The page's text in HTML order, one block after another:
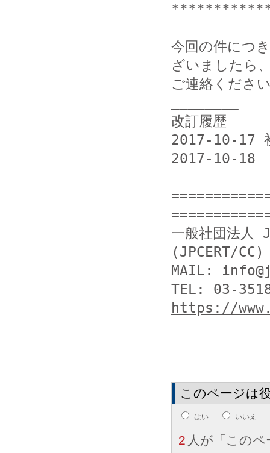
今回の件につ
ざいましたら
ご連絡くださ
改訂履歴
2017-10-17
2017-10-18
一般社団法人
(JPCERT/CC)
MAIL:
https://
このページは
はい いいえ
2 人が「この